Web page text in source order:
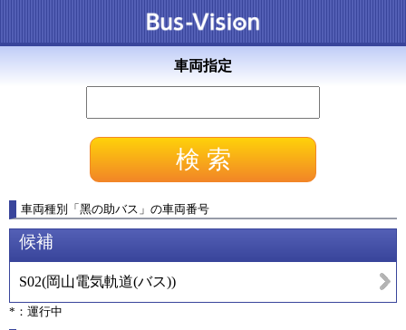
車両指定
車両種別 「 黑の助バス 」 の車両番号
候補
S02(岡山電気軌道(バス))
*：運行中